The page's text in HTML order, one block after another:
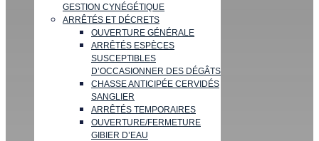
GESTION CYNÉGÉTIQUE
ARRÊTÉS ET DÉCRETS
OUVERTURE GÉNÉRALE
ARRÊTÉS ESPÈCES
SUSCEPTIBLES
D’OCCASIONNER DES DÉGÂTS
CHASSE ANTICIPÉE CERVIDÉS
SANGLIER
ARRÊTÉS TEMPORAIRES
OUVERTURE/FERMETURE
GIBIER D’EAU